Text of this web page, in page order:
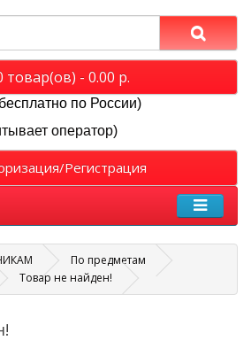
товар(ов) - 0.00 р.
по России)
оператор)
Регистрация
По предметам
Товар не найден!